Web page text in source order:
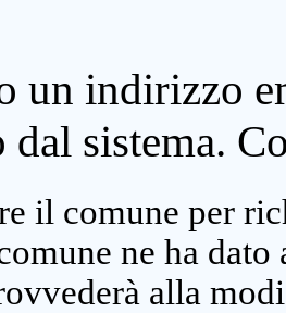
un indirizzo
dal sistema.
il comune per
ne ha
alla